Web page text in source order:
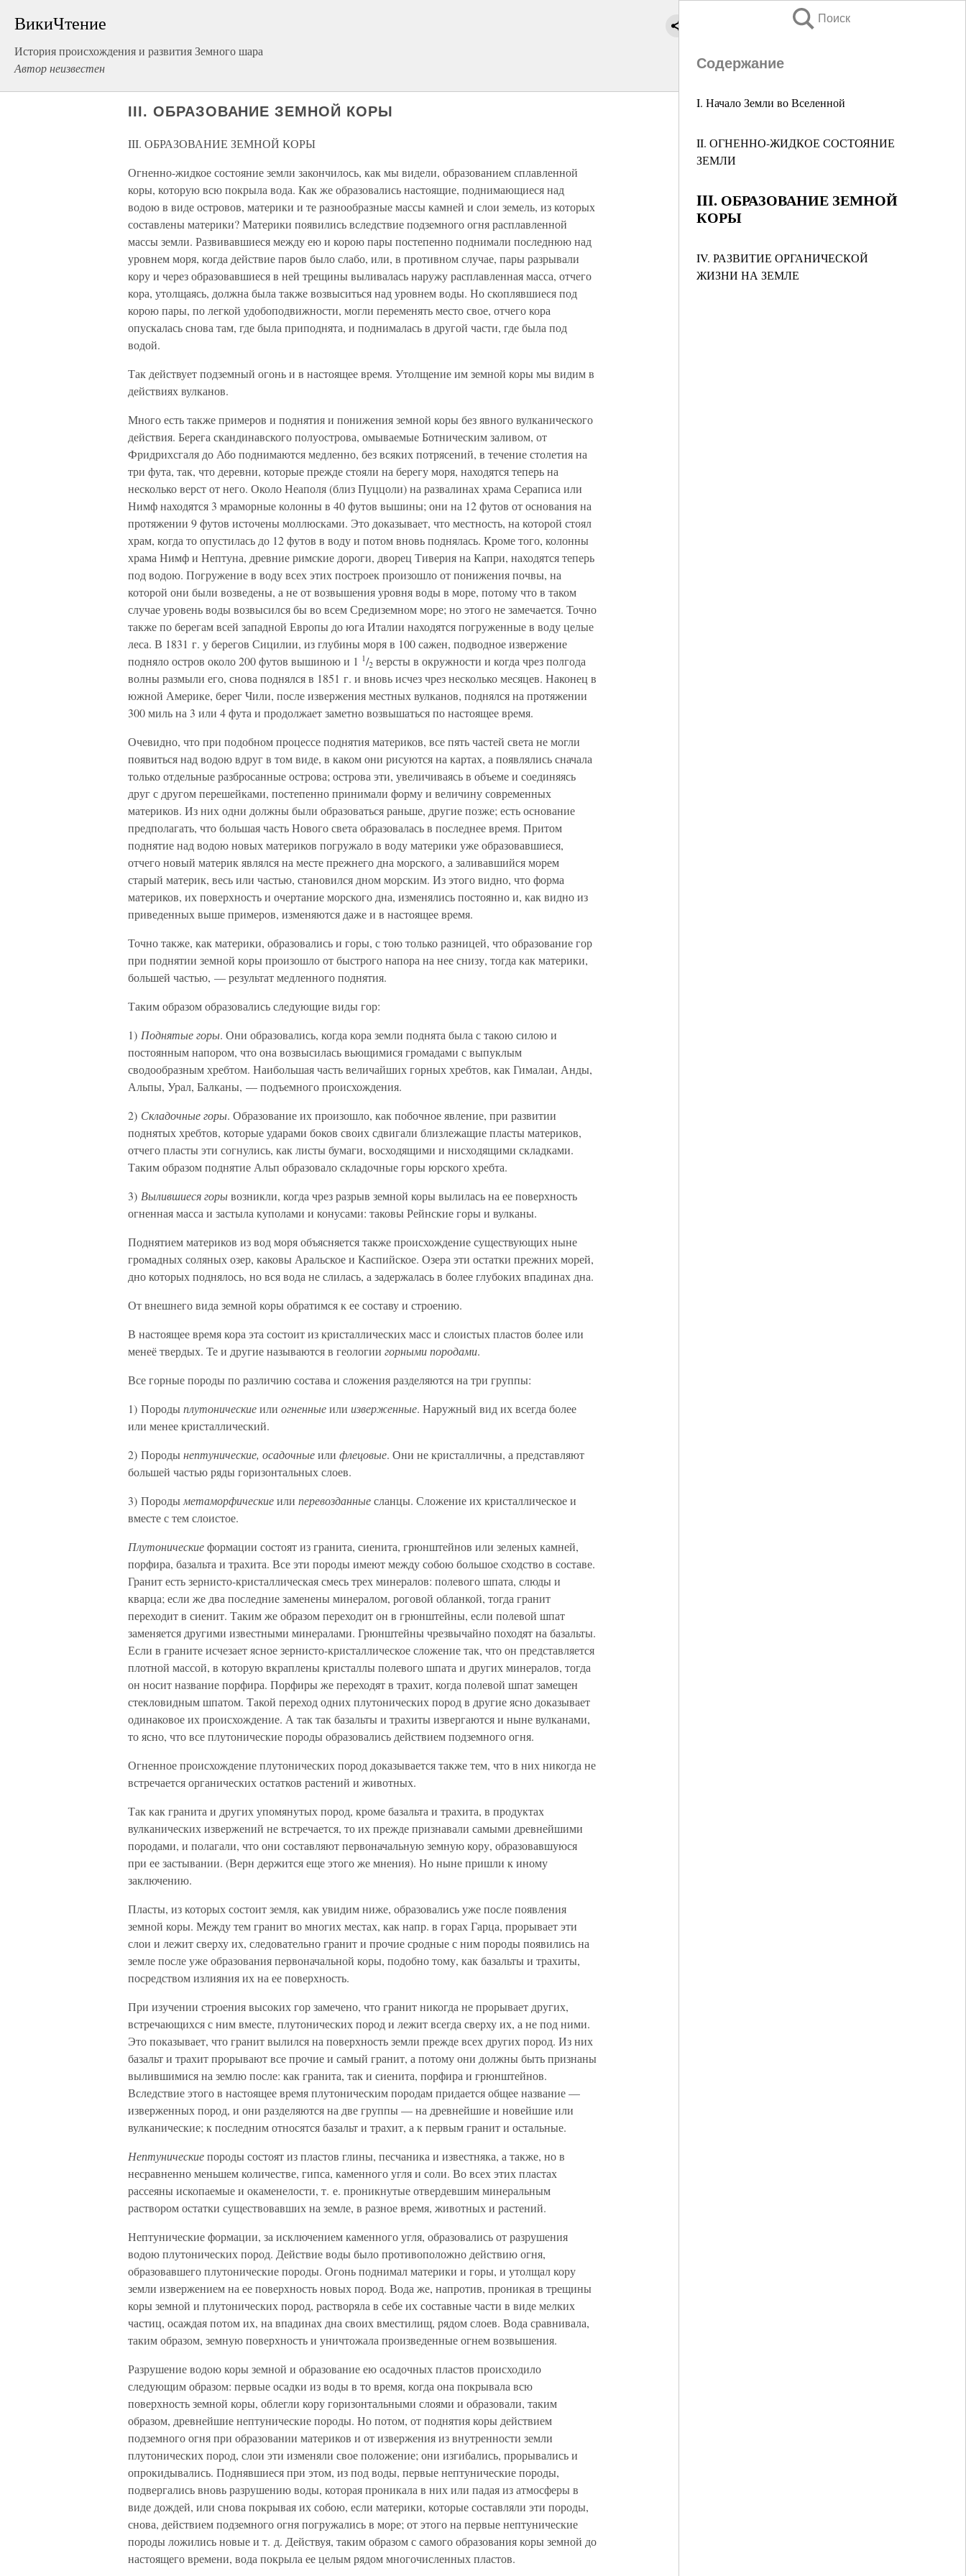
ВикиЧтение
История происхождения и развития Земного шара
Автор неизвестен
Поиск
Содержание
I. Начало Земли во Вселенной
II. ОГНЕННО-ЖИДКОЕ СОСТОЯНИЕ
ЗЕМЛИ
III. ОБРАЗОВАНИЕ ЗЕМНОЙ
КОРЫ
IV. РАЗВИТИЕ ОРГАНИЧЕСКОЙ
ЖИЗНИ НА ЗЕМЛЕ
III. ОБРАЗОВАНИЕ ЗЕМНОЙ КОРЫ
III. ОБРАЗОВАНИЕ ЗЕМНОЙ КОРЫ
Огненно-жидкое состояние земли закончилось, как мы видели, образованием сплавленной
коры, которую всю покрыла вода. Как же образовались настоящие, поднимающиеся над
водою в виде островов, материки и те разнообразные массы камней и слои земель, из которых
составлены материки? Материки появились вследствие подземного огня расплавленной
массы земли. Развивавшиеся между ею и корою пары постепенно поднимали последнюю над
уровнем моря, когда действие паров было слабо, или, в противном случае, пары разрывали
кору и через образовавшиеся в ней трещины выливалась наружу расплавленная масса, отчего
кора, утолщаясь, должна была также возвыситься над уровнем воды. Но скоплявшиеся под
корою пары, по легкой удобоподвижности, могли переменять место свое, отчего кора
опускалась снова там, где была приподнята, и поднималась в другой части, где была под
водой.
Так действует подземный огонь и в настоящее время. Утолщение им земной коры мы видим в
действиях вулканов.
Много есть также примеров и поднятия и понижения земной коры без явного вулканического
действия. Берега скандинавского полуострова, омываемые Ботническим заливом, от
Фридрихсгаля до Або поднимаются медленно, без всяких потрясений, в течение столетия на
три фута, так, что деревни, которые прежде стояли на берегу моря, находятся теперь на
несколько верст от него. Около Неаполя (близ Пуццоли) на развалинах храма Сераписа или
Нимф находятся 3 мраморные колонны в 40 футов вышины; они на 12 футов от основания на
протяжении 9 футов источены моллюсками. Это доказывает, что местность, на которой стоял
храм, когда то опустилась до 12 футов в воду и потом вновь поднялась. Кроме того, колонны
храма Нимф и Нептуна, древние римские дороги, дворец Тиверия на Капри, находятся теперь
под водою. Погружение в воду всех этих построек произошло от понижения почвы, на
которой они были возведены, а не от возвышения уровня воды в море, потому что в таком
случае уровень воды возвысился бы во всем Средиземном море; но этого не замечается. Точно
также по берегам всей западной Европы до юга Италии находятся погруженные в воду целые
леса. В 1831 г. у берегов Сицилии, из глубины моря в 100 сажен, подводное извержение
подняло остров около 200 футов вышиною и 1 1/2 версты в окружности и когда чрез полгода
волны размыли его, снова поднялся в 1851 г. и вновь исчез чрез несколько месяцев. Наконец в
южной Америке, берег Чили, после извержения местных вулканов, поднялся на протяжении
300 миль на 3 или 4 фута и продолжает заметно возвышаться по настоящее время.
Очевидно, что при подобном процессе поднятия материков, все пять частей света не могли
появиться над водою вдруг в том виде, в каком они рисуются на картах, а появлялись сначала
только отдельные разбросанные острова; острова эти, увеличиваясь в объеме и соединяясь
друг с другом перешейками, постепенно принимали форму и величину современных
материков. Из них одни должны были образоваться раньше, другие позже; есть основание
предполагать, что большая часть Нового света образовалась в последнее время. Притом
поднятие над водою новых материков погружало в воду материки уже образовавшиеся,
отчего новый материк являлся на месте прежнего дна морского, а заливавшийся морем
старый материк, весь или частью, становился дном морским. Из этого видно, что форма
материков, их поверхность и очертание морского дна, изменялись постоянно и, как видно из
приведенных выше примеров, изменяются даже и в настоящее время.
Точно также, как материки, образовались и горы, с тою только разницей, что образование гор
при поднятии земной коры произошло от быстрого напора на нее снизу, тогда как материки,
большей частью, — результат медленного поднятия.
Таким образом образовались следующие виды гор:
1) Поднятые горы. Они образовались, когда кора земли поднята была с такою силою и
постоянным напором, что она возвысилась вьющимися громадами с выпуклым
сводообразным хребтом. Наибольшая часть величайших горных хребтов, как Гималаи, Анды,
Альпы, Урал, Балканы, — подъемного происхождения.
2) Складочные горы. Образование их произошло, как побочное явление, при развитии
поднятых хребтов, которые ударами боков своих сдвигали близлежащие пласты материков,
отчего пласты эти согнулись, как листы бумаги, восходящими и нисходящими складками.
Таким образом поднятие Альп образовало складочные горы юрского хребта.
3) Вылившиеся горывозникли, когда чрез разрыв земной коры вылилась на ее поверхность
огненная масса и застыла куполами и конусами: таковы Рейнские горы и вулканы.
Поднятием материков из вод моря объясняется также происхождение существующих ныне
громадных соляных озер, каковы Аральское и Каспийское. Озера эти остатки прежних морей,
дно которых поднялось, но вся вода не слилась, а задержалась в более глубоких впадинах дна.
От внешнего вида земной коры обратимся к ее составу и строению.
В настоящее время кора эта состоит из кристаллических масс и слоистых пластов более или
менеё твердых. Те и другие называются в геологии горными породами.
Все горные породы по различию состава и сложения разделяются на три группы:
1) Породыплутоническиеили огненныеили изверженные. Наружный вид их всегда более
или менее кристаллический.
2) Породынептунические, осадочныеили флецовые. Они не кристалличны, а представляют
большей частью ряды горизонтальных слоев.
3) Породы метаморфическиеили перевозданныесланцы. Сложение их кристаллическое и
вместе с тем слоистое.
Плутоническиеформации состоят из гранита, сиенита, грюнштейнов или зеленых камней,
порфира, базальта и трахита. Все эти породы имеют между собою большое сходство в составе.
Гранит есть зернисто-кристаллическая смесь трех минералов: полевого шпата, слюды и
кварца; если же два последние заменены минералом, роговой обланкой, тогда гранит
переходит в сиенит. Таким же образом переходит он в грюнштейны, если полевой шпат
заменяется другими известными минералами. Грюнштейны чрезвычайно походят на базальты.
Если в граните исчезает ясное зернисто-кристаллическое сложение так, что он представляется
плотной массой, в которую вкраплены кристаллы полевого шпата и других минералов, тогда
он носит название порфира. Порфиры же переходят в трахит, когда полевой шпат замещен
стекловидным шпатом. Такой переход одних плутонических пород в другие ясно доказывает
одинаковое их происхождение. А так так базальты и трахиты извергаются и ныне вулканами,
то ясно, что все плутонические породы образовались действием подземного огня.
Огненное происхождение плутонических пород доказывается также тем, что в них никогда не
встречается органических остатков растений и животных.
Так как гранита и других упомянутых пород, кроме базальта и трахита, в продуктах
вулканических извержений не встречается, то их прежде признавали самыми древнейшими
породами, и полагали, что они составляют первоначальную земную кору, образовавшуюся
при ее застывании. (Верн держится еще этого же мнения). Но ныне пришли к иному
заключению.
Пласты, из которых состоит земля, как увидим ниже, образовались уже после появления
земной коры. Между тем гранит во многих местах, как напр. в горах Гарца, прорывает эти
слои и лежит сверху их, следовательно гранит и прочие сродные с ним породы появились на
земле после уже образования первоначальной коры, подобно тому, как базальты и трахиты,
посредством излияния их на ее поверхность.
При изучении строения высоких гор замечено, что гранит никогда не прорывает других,
встречающихся с ним вместе, плутонических пород и лежит всегда сверху их, а не под ними.
Это показывает, что гранит вылился на поверхность земли прежде всех других пород. Из них
базальт и трахит прорывают все прочие и самый гранит, а потому они должны быть признаны
вылившимися на землю после: как гранита, так и сиенита, порфира и грюнштейнов.
Вследствие этого в настоящее время плутоническим породам придается общее название —
изверженных пород, и они разделяются на две группы — на древнейшие и новейшие или
вулканические; к последним относятся базальт и трахит, а к первым гранит и остальные.
Нептуническиепороды состоят из пластов глины, песчаника и известняка, а также, но в
несравненно меньшем количестве, гипса, каменного угля и соли. Во всех этих пластах
рассеяны ископаемые и окаменелости, т. е. проникнутые отвердевшим минеральным
раствором остатки существовавших на земле, в разное время, животных и растений.
Нептунические формации, за исключением каменного угля, образовались от разрушения
водою плутонических пород. Действие воды было противоположно действию огня,
образовавшего плутонические породы. Огонь поднимал материки и горы, и утолщал кору
земли извержением на ее поверхность новых пород. Вода же, напротив, проникая в трещины
коры земной и плутонических пород, растворяла в себе их составные части в виде мелких
частиц, осаждая потом их, на впадинах дна своих вместилищ, рядом слоев. Вода сравнивала,
таким образом, земную поверхность и уничтожала произведенные огнем возвышения.
Разрушение водою коры земной и образование ею осадочных пластов происходило
следующим образом: первые осадки из воды в то время, когда она покрывала всю
поверхность земной коры, облегли кору горизонтальными слоями и образовали, таким
образом, древнейшие нептунические породы. Но потом, от поднятия коры действием
подземного огня при образовании материков и от извержения из внутренности земли
плутонических пород, слои эти изменяли свое положение; они изгибались, прорывались и
опрокидывались. Поднявшиеся при этом, из под воды, первые нептунические породы,
подвергались вновь разрушению воды, которая проникала в них или падая из атмосферы в
виде дождей, или снова покрывая их собою, если материки, которые составляли эти породы,
снова, действием подземного огня погружались в море; от этого на первые нептунические
породы ложились новые и т. д. Действуя, таким образом с самого образования коры земной до
настоящего времени, вода покрыла ее целым рядом многочисленных пластов.